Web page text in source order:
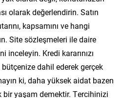
olarak değerlendirin. Satın
kapsamını ve hangi
Site sözleşmeleri ile daire
inceleyin. Kredi kararınızı
dahil ederek gerçek
ki, daha yüksek aidat bazen
yaşam demektir. Tercihinizi